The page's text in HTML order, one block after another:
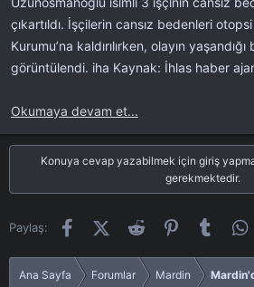
çıkartıldı. İşçilerin cansız bedenleri
Kurumu’na kaldırılırken, olayın
görüntülendi. iha Kaynak: İhlas haber
Okumaya devam et...
Konuya cevap yazabilmek için giriş
gerekmektedir.
Paylaş: FacebookX (Twitter)
Reddit PinterestTumblr
Ana Sayfa Forumlar Mardin